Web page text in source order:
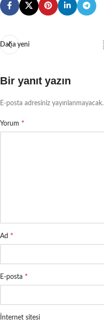
Daha yeni
Bir yanıt yazın
E-posta adresiniz yayınlanmayacak.
Yorum *
Ad *
E-posta *
İnternet sitesi